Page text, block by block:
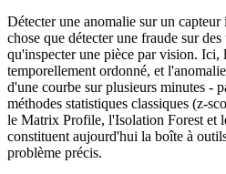
Détecter une anomalie sur un
chose que détecter une fraude sur
qu'inspecter une pièce par vision. Ici,
temporellement ordonné, et
d'une courbe sur plusieurs minutes -
méthodes statistiques classiques (z-
le Matrix Profile, l'Isolation Forest et
constituent aujourd'hui la boîte à
problème précis.